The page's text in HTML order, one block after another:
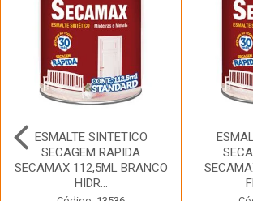
ESMALTE SINTETICO
SECAGEM RAPIDA
SECAMAX 112,5ML BRANCO
HIDR...